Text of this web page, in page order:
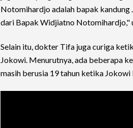
Notomihardjo adalah bapak kandung
dari Bapak Widjiatno Notomihardjo,"
Selain itu, dokter Tifa juga curiga
Jokowi. Menurutnya, ada beberapa
masih berusia 19 tahun ketika Jokowi